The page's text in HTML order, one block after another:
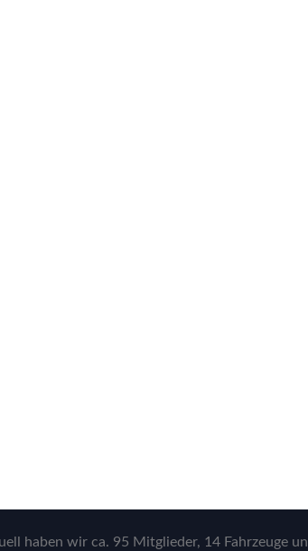
haben wir ca. 95 Mitglieder, 14 Fahrzeuge